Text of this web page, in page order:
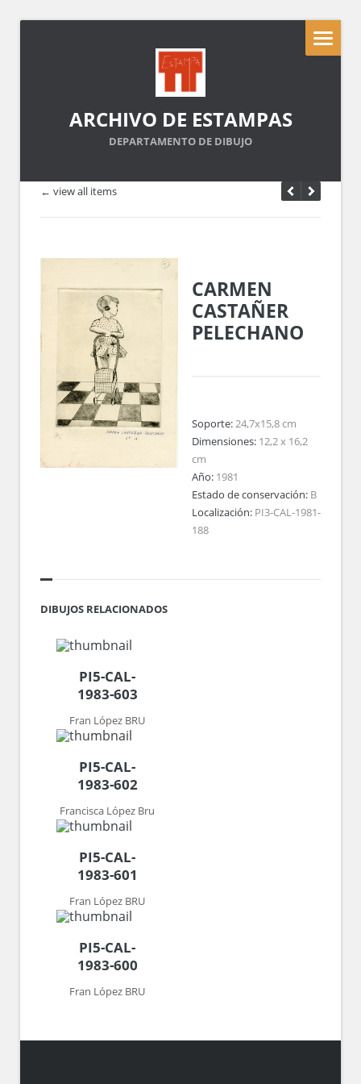
ARCHIVO DE ESTAMPAS
DEPARTAMENTO DE DIBUJO
← view all items
CARMEN
CASTAÑER
PELECHANO
Soporte:24,7x15,8 cm
Dimensiones: 12,2 x 16,2
cm
Año: 1981
Estado de conservación: B
Localización: PI3-CAL-1981-
188
DIBUJOS RELACIONADOS
PI5-CAL-
1983-603
Fran López BRU
PI5-CAL-
1983-602
Francisca López Bru
PI5-CAL-
1983-601
Fran López BRU
PI5-CAL-
1983-600
Fran López BRU